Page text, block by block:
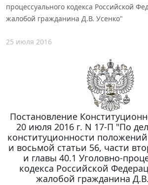
процессуального кодекса Российской
жалобой гражданина Д.В. Усенко"
25 июля 2016
Постановление
20 июля 2016 г. N 17-П "По
конституционности
и восьмой статьи 56, части
и главы 40.1 Уголовно-
кодекса Российской
жалобой гражданина